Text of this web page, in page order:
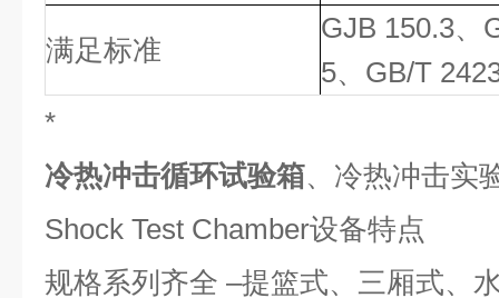
满足标准
GJB 150.3、
5、GB/T
*
冷热冲击循环试验箱、 冷热冲击实
Shock Test Chamber设备特点
规格系列齐全 –提篮式、三厢式、